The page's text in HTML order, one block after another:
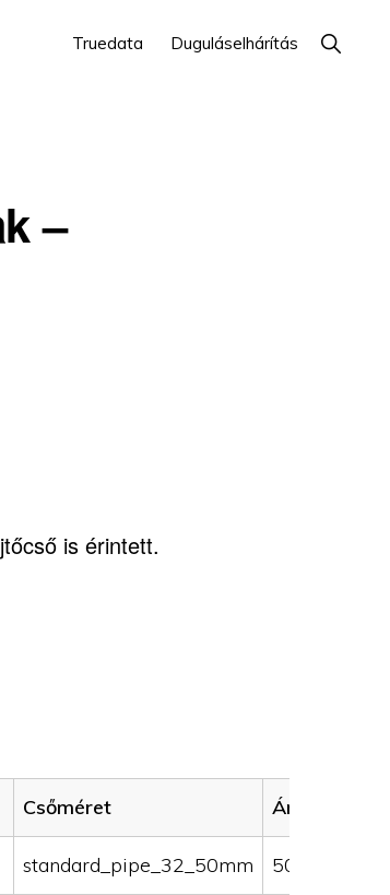
Truedata Duguláselhárítás Show
Search
–
is érintett.
Csőméret Ár (HUF)
standard_pipe_32_50mm 50000